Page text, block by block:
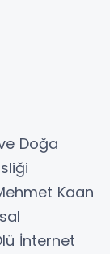
Doğa
Kaan
İnternet